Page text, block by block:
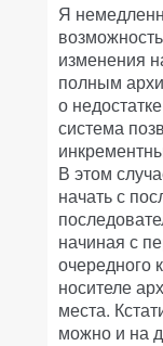
Я
изменения
полным
о
система
В этом
начать с
начиная с
очередного
носителе
места.
можно и на